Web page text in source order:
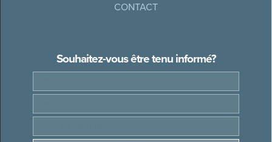
CONTACT
Souhaitez-vous être tenu informé?